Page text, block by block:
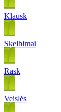
Klausk
Skelbimai
Rask
Veislės